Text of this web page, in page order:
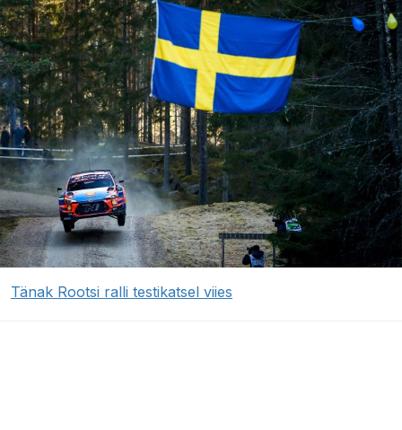
Tänak Rootsi ralli testikatsel viies